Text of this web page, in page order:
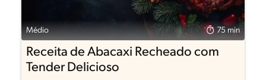
Médio 75 min
Receita de Abacaxi Recheado com
Tender Delicioso